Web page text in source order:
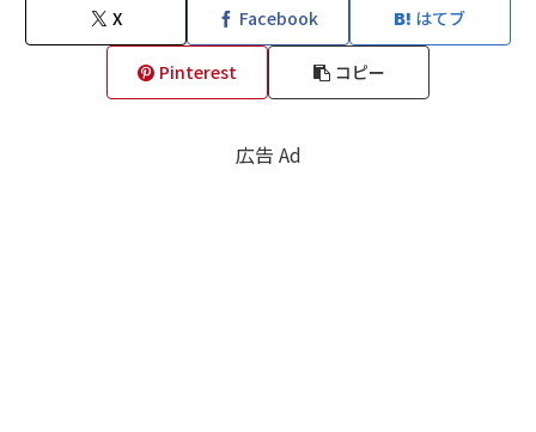
X Facebook はてブ
Pinterest コピー
広告 Ad